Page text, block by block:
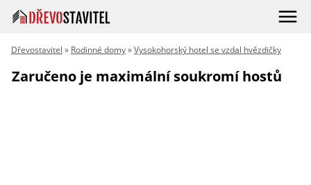
Dřevostavitel » Rodinné domy»Vysokohorský hotel se vzdal hvězdičky
Zaručeno je maximální soukromí hostů